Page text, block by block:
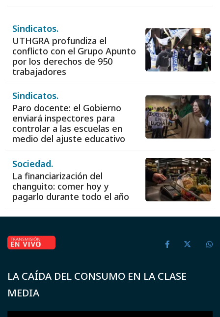
Sindicatos.
UTHGRA profundiza el
conflicto con el Grupo Apunto
por los derechos de 950
trabajadores
Sindicatos.
Paro docente: el Gobierno
enviará inspectores para
controlar a las escuelas en
medio del ajuste educativo
Sociedad.
La financiarización del
changuito: comer hoy y
pagarlo durante todo el año
LA CAÍDA DEL CONSUMO EN LA CLASE
MEDIA